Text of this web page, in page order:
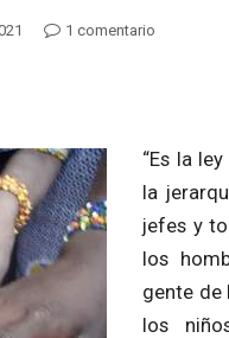
1 comentario
“Es la
la
jefes y
los
gente de
los